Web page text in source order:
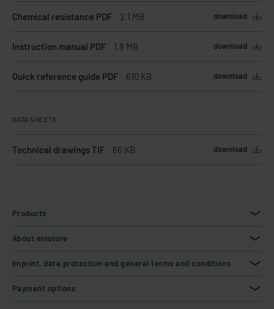
Chemical resistance PDF 2.1 MB download
Instruction manual PDF 1.8 MB download
Quick reference guide PDF 610 KB download
DATA SHEETS
Technical drawings TIF 66 KB download
Products
About elostore
Imprint, data protection and general terms and conditions
Payment options